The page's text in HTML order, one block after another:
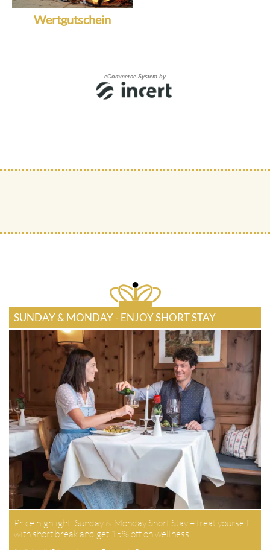
SUNDAY & MONDAY - ENJOY SHORT STAY
Price highlight: Sunday & Monday Short Stay – treat yourself
with short break and get 15% off on wellness…